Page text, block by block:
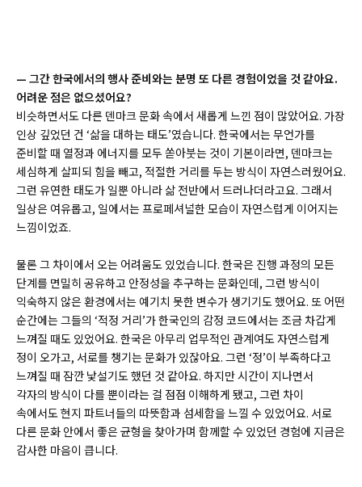
— 그간 한국에서의 행사 준비와는 분명 또 다른 경험이었을 것 같아요.
어려운 점은 없으셨어요?
비슷하면서도 다른 덴마크 문화 속에서 새롭게 느낀 점이 많았어요. 가장
인상 깊었던 건 ‘삶을 대하는 태도’였습니다. 한국에서는 무언가를
준비할 때 열정과 에너지를 모두 쏟아붓는 것이 기본이라면, 덴마크는
세심하게 살피되 힘을 빼고, 적절한 거리를 두는 방식이 자연스러웠어요.
그런 유연한 태도가 일뿐 아니라 삶 전반에서 드러나더라고요. 그래서
일상은 여유롭고, 일에서는 프로페셔널한 모습이 자연스럽게 이어지는
느낌이었죠.
물론 그 차이에서 오는 어려움도 있었습니다. 한국은 진행 과정의 모든
단계를 면밀히 공유하고 안정성을 추구하는 문화인데, 그런 방식이
익숙하지 않은 환경에서는 예기치 못한 변수가 생기기도 했어요. 또 어떤
순간에는 그들의 ‘적정 거리’가 한국인의 감정 코드에서는 조금 차갑게
느껴질 때도 있었어요. 한국은 아무리 업무적인 관계여도 자연스럽게
정이 오가고, 서로를 챙기는 문화가 있잖아요. 그런 ‘정’이 부족하다고
느껴질 때 잠깐 낯설기도 했던 것 같아요. 하지만 시간이 지나면서
각자의 방식이 다를 뿐이라는 걸 점점 이해하게 됐고, 그런 차이
속에서도 현지 파트너들의 따뜻함과 섬세함을 느낄 수 있었어요. 서로
다른 문화 안에서 좋은 균형을 찾아가며 함께할 수 있었던 경험에 지금은
감사한 마음이 큽니다.